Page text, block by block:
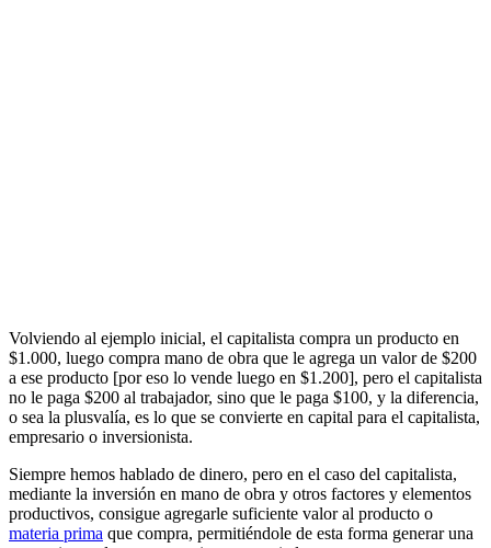
Volviendo al ejemplo inicial, el capitalista compra un producto en
$1.000, luego compra mano de obra que le agrega un valor de $200
a ese producto [por eso lo vende luego en $1.200], pero el capitalista
no le paga $200 al trabajador, sino que le paga $100, y la diferencia,
o sea la plusvalía, es lo que se convierte en capital para el capitalista,
empresario o inversionista.
Siempre hemos hablado de dinero, pero en el caso del capitalista,
mediante la inversión en mano de obra y otros factores y elementos
productivos, consigue agregarle suficiente valor al producto o
materia prima que compra, permitiéndole de esta forma generar una